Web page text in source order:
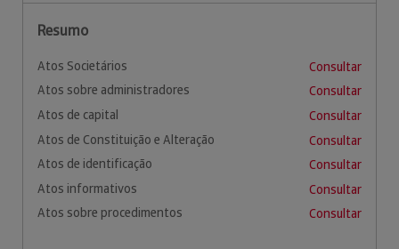
Resumo
Atos Societários
Consultar
Atos sobre administradores
Consultar
Atos de capital
Consultar
Atos de Constituição e Alteração
Consultar
Atos de identificação
Consultar
Atos informativos
Consultar
Atos sobre procedimentos
Consultar